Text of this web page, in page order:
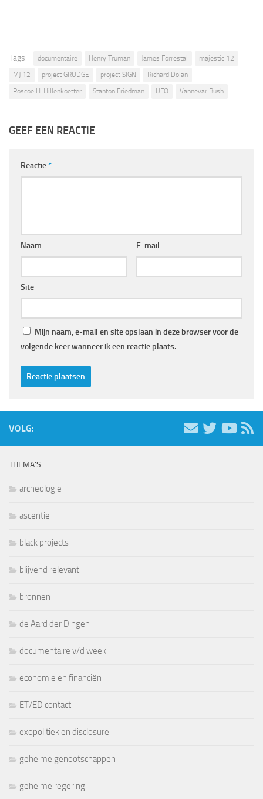
Tags: documentaire Henry Truman James Forrestal
majestic 12
MJ 12
project GRUDGE project SIGN
Richard Dolan
Roscoe H. Hillenkoetter
Stanton Friedman UFO Vannevar Bush
GEEF EEN REACTIE
Reactie*
Naam E-mail
Site
Mijn naam, e-mail en site opslaan in deze browser voor de
volgende keer wanneer ik een reactie plaats.
VOLG:
THEMA’S
archeologie
ascentie
black projects
blijvend relevant
bronnen
de Aard der Dingen
documentaire v/d week
economie en financiën
ET/ED contact
exopolitiek en disclosure
geheime genootschappen
geheime regering